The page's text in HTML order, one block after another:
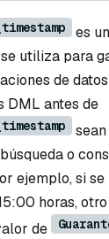
es
utiliza para
de
DML antes de
o
ejemplo, si
horas,
de